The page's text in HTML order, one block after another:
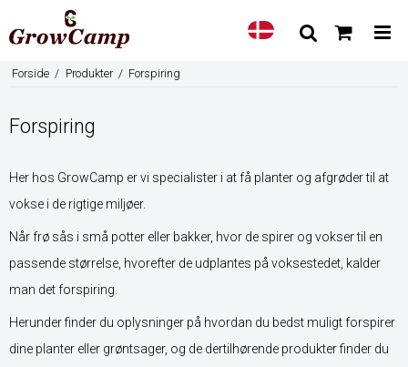
Forside / Produkter / Forspiring
Forspiring
Her hos GrowCamp er vi specialister i at få planter og afgrøder til at
vokse i de rigtige miljøer.
Når frø sås i små potter eller bakker, hvor de spirer og vokser til en
passende størrelse, hvorefter de udplantes på voksestedet, kalder
man det forspiring.
Herunder finder du oplysninger på hvordan du bedst muligt forspirer
dine planter eller grøntsager, og de dertilhørende produkter finder du